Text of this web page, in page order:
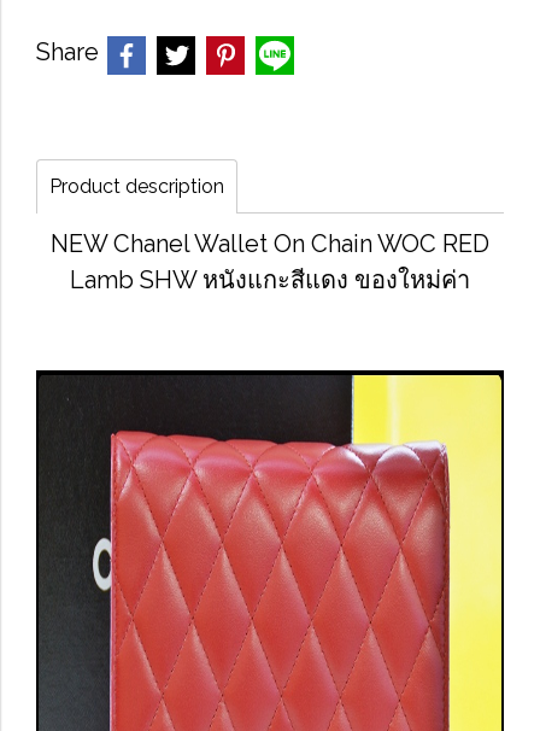
Share
Product description
NEW Chanel Wallet On Chain WOC RED
Lamb SHW หนังแกะสีแดง ของใหม่ค่า